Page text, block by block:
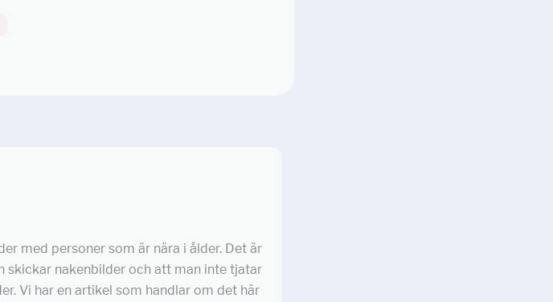
med personer som är nära i ålder. Det är
nakenbilder och att man inte tjatar
Vi har en artikel som handlar om det här